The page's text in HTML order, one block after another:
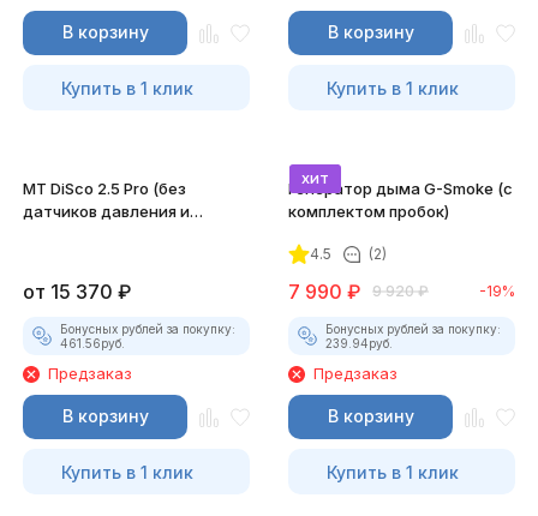
В корзину
Купить в 1 клик
В корзину
Купить в 1 клик
MT DiSco 2.5 Pro (без
датчиков давления и
от 15 370 ₽
Бонусных рублей за покупку:
461.56руб.
Предзаказ
В корзину
Купить в 1 клик
хит
Генератор дыма G-Smoke (c
комплектом пробок)
4.5 (2)
7 990 ₽ 9 920 ₽ -19%
Бонусных рублей за покупку:
239.94руб.
Предзаказ
В корзину
Купить в 1 клик